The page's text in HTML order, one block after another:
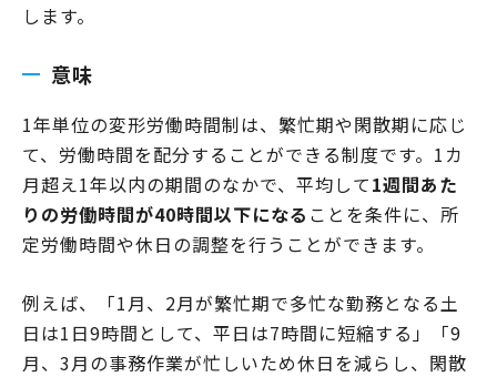
します。
意味
1年単位の変形労働時間制は、繁忙期や閑散期に応じ
て、労働時間を配分することができる制度です。1カ
月超え1年以内の期間のなかで、平均して1週間あた
りの労働時間が40時間以下になる ことを条件に、所
定労働時間や休日の調整を行うことができます。
例えば、「1月、2月が繁忙期で多忙な勤務となる土
日は1日9時間として、平日は7時間に短縮する」「9
月、3月の事務作業が忙しいため休日を減らし、閑散